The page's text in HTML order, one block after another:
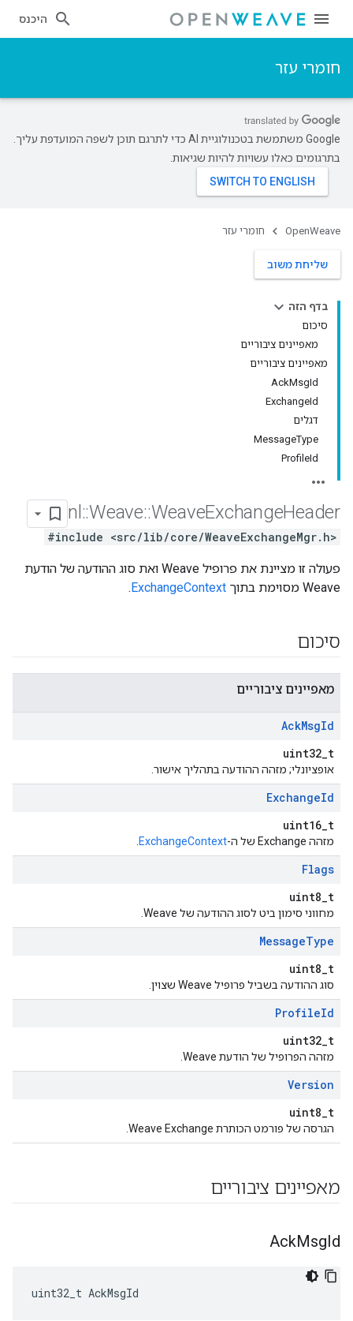
היכנס
חומרי עזר
‫Google משתמשת בטכנולוגיית AI כדי לתרגם תוכן לשפה המועדפת עליך.
בתרגומים כאלו עשויות להיות שגיאות.
OpenWeave חומרי עזר
שליחת משוב
בדף הזה
סיכום
מאפיינים ציבוריים
מאפיינים ציבוריים
AckMsgId
ExchangeId
דגלים
MessageType
ProfileId
nl ::Weave::WeaveExchangeHeader
#include <src/lib/core/WeaveExchangeMgr.h>
פעולה זו מציינת את פרופיל Weave ואת סוג ההודעה של הודעת
Weave מסוימת בתוך
ExchangeContext
.
סיכום
מאפיינים ציבוריים
AckMsgId
uint32_t
אופציונלי; מזהה ההודעה בתהליך אישור.
ExchangeId
uint16_t
מזהה Exchange של ה- ExchangeContext
Flags
uint8_t
מחווני סימון ביט לסוג ההודעה של Weave.
MessageType
uint8_t
סוג ההודעה בשביל פרופיל Weave שצוין.
ProfileId
uint32_t
מזהה הפרופיל של הודעת Weave.
Version
uint8_t
הגרסה של פורמט הכותרת Weave Exchange.
מאפיינים ציבוריים
AckMsgId
uint32_t AckMsgId